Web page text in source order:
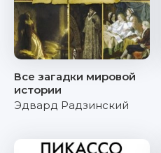
Все загадки мировой
истории
Эдвард Радзинский